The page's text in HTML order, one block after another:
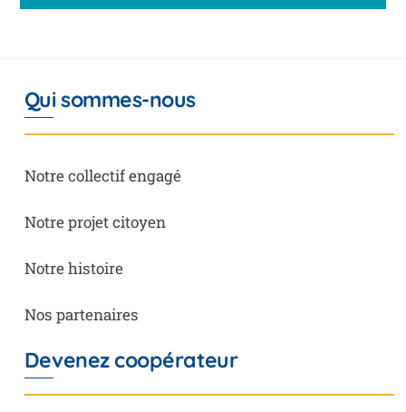
Qui sommes-nous
Notre collectif engagé
Notre projet citoyen
Notre histoire
Nos partenaires
Devenez coopérateur